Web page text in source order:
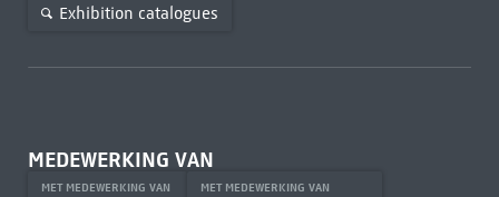
Exhibition catalogues
MEDEWERKING VAN
MET MEDEWERKING VAN MET MEDEWERKING VAN